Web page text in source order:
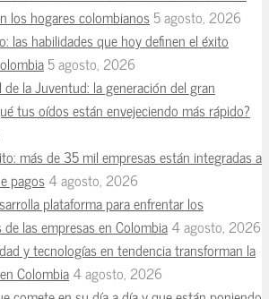
los hogares colombianos5 agosto, 2026
las habilidades que hoy definen el éxito
5 agosto, 2026
de la Juventud: la generación del gran
tus oídos están envejeciendo más rápido?
más de 35 mil empresas están integradas a
pagos4 agosto, 2026
plataforma para enfrentar los
las empresas en Colombia4 agosto, 2026
y tecnologías en tendencia transforman la
Colombia4 agosto, 2026